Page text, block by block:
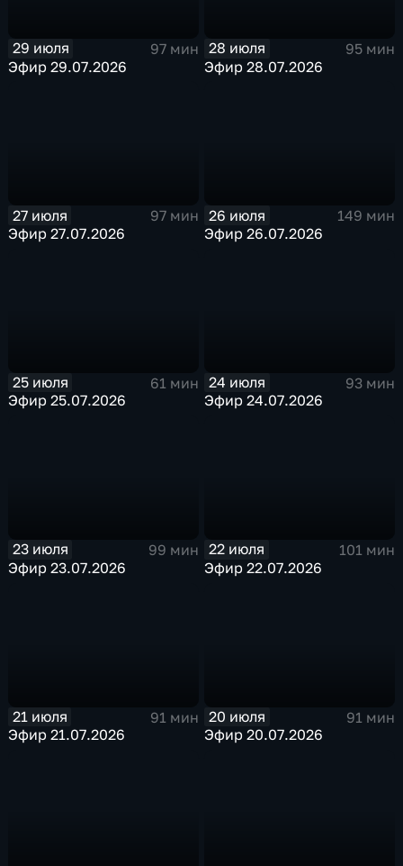
29 июля
97 мин
Эфир 29.07.2026
28 июля
95 мин
Эфир 28.07.2026
27 июля
97 мин
Эфир 27.07.2026
26 июля
149 мин
Эфир 26.07.2026
25 июля
61 мин
Эфир 25.07.2026
24 июля
93 мин
Эфир 24.07.2026
23 июля
99 мин
Эфир 23.07.2026
22 июля
101 мин
Эфир 22.07.2026
21 июля
91 мин
Эфир 21.07.2026
20 июля
91 мин
Эфир 20.07.2026